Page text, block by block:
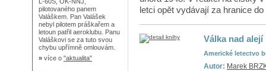
pilotovaného panem
Valáškem. Pan Valášek
nebyl pilotem práškařem a
letoun patřil aeroklubu. Panu
Valáškovi se za tuto svou
chybu upřímně omlouvám.
» více o "aktualita"
letci opět vydávají za hranice
Válka nad alejí
Americké letectvo
Autor: Marek